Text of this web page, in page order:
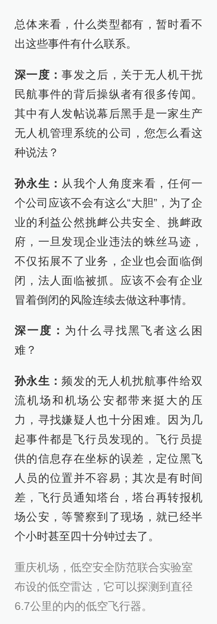
总体来看，什么类型都有，暂时看不
出这些事件有什么联系。
深一度：事发之后，关于无人机干扰
民航事件的背后操纵者有很多传闻。
其中有人发帖说幕后黑手是一家生产
无人机管理系统的公司，您怎么看这
种说法？
孙永生： 从我个人角度来看，任何一
个公司应该不会有这么“大胆”，为了企
业的利益公然挑衅公共安全、挑衅政
府，一旦发现企业违法的蛛丝马迹，
不仅拓展不了业务，企业也会面临倒
闭，法人面临被抓。应该不会有企业
冒着倒闭的风险连续去做这种事情。
深一度： 为什么寻找黑飞者这么困
难？
孙永生：频发的无人机扰航事件给双
流机场和机场公安都带来挺大的压
力，寻找嫌疑人也十分困难。因为几
起事件都是飞行员发现的。飞行员提
供的信息存在坐标的误差，定位黑飞
人员的位置并不容易；其次是有时间
差，飞行员通知塔台，塔台再转报机
场公安，等警察到了现场，就已经半
个小时甚至四十分钟过去了。
重庆机场，低空安全防范联合实验室
布设的低空雷达，它可以探测到直径
6.7公里的内的低空飞行器。